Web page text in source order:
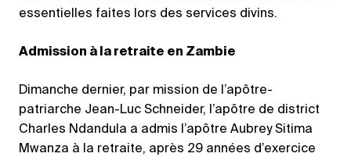
essentielles faites lors des services divins.
Admission à la retraite en Zambie
Dimanche dernier, par mission de l’apôtre-
patriarche Jean-Luc Schneider, l’apôtre de district
Charles Ndandula a admis l’apôtre Aubrey Sitima
Mwanza à la retraite, après 29 années d’exercice